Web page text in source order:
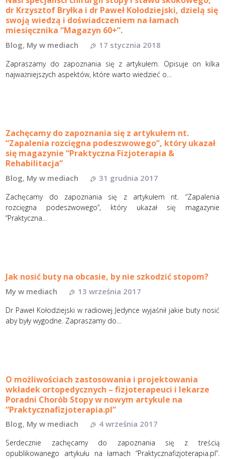
dr Krzysztof Bryłka i dr Paweł Kołodziejski, dzielą się
swoją wiedzą i doświadczeniem na łamach
miesięcznika “Magazyn 60+”.
Blog, My w mediach 17 stycznia 2018
Zapraszamy do zapoznania się z artykułem. Opisuje on kilka
najważniejszych aspektów, które warto wiedzieć o…
Zachęcamy do zapoznania się z artykułem nt.
“Zapalenia rozcięgna podeszwowego”, który ukazał
się magazynie “Praktyczna Fizjoterapia &
Rehabilitacja”
Blog, My w mediach 31 grudnia 2017
Zachęcamy do zapoznania się z artykułem nt. “Zapalenia
rozcięgna podeszwowego”, który ukazał się magazynie
“Praktyczna…
Jak nosić buty na obcasie, by nie szkodzić stopom?
My w mediach 13 września 2017
Dr Paweł Kołodziejski w radiowej Jedynce wyjaśnił jakie buty nosić
aby były wygodne. Zapraszamy do…
O możliwościach zastosowania i projektowania
wkładek ortopedycznych – fizjoterapeuci i lekarze
Poradni Chorób Stopy w nowym artykule na
“Praktycznafizjoterapia.pl”
Blog, My w mediach 4 września 2017
Serdecznie zachęcamy do zapoznania się z treścią
opublikowanego artykułu na łamach “Praktycznafizjoterapia.pl”.